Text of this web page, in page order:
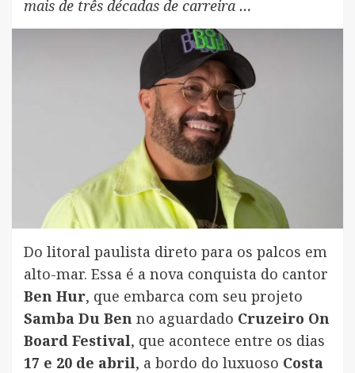
mais de três décadas de carreira …
Do litoral paulista direto para os palcos em
alto-mar. Essa é a nova conquista do cantor
Ben Hur, que embarca com seu projeto
Samba Du Ben no aguardado Cruzeiro On
Board Festival, que acontece entre os dias
17 e 20 de abril, a bordo do luxuoso Costa